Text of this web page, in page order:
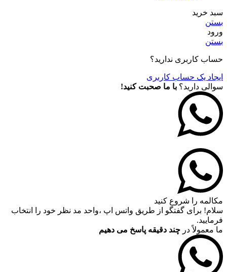
سبد خرید
بستن
ورود
بستن
حساب کاربری ندارید؟
ایجاد یک حساب کاربری
سوالی دارید؟ با ما صحبت کنید!
مکالمه را شروع کنید
سلام! برای گفتگو از طریق واتس اپ ،واحد مد نظر خود را انتخاب
فرمایید.
ما معمولاً در چند دقیقه پاسخ می دهیم